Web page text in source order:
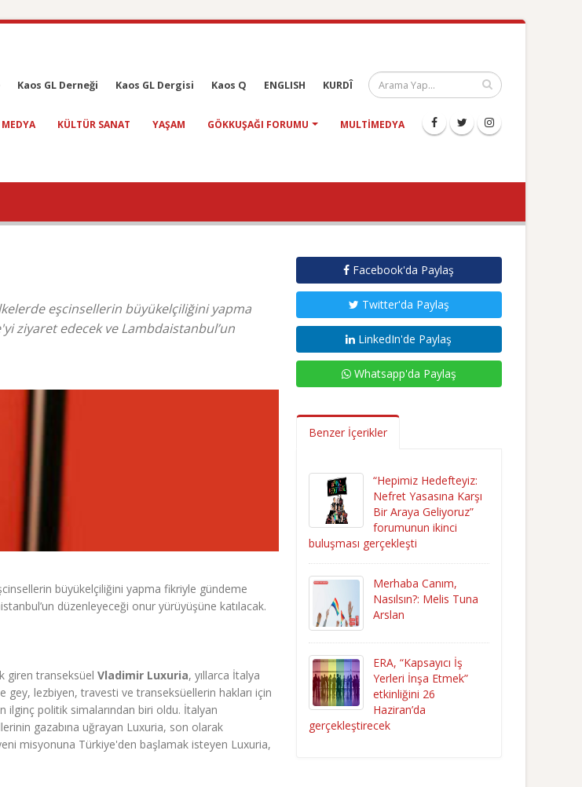
Kaos GL Derneği Kaos GL Dergisi Kaos Q ENGLISH KURDÎ
MEDYA KÜLTÜR SANAT YAŞAM GÖKKUŞAĞI FORUMU MULTIMEDYA
eşcinsellerin büyükelçiliğini yapma
ziyaret edecek ve Lambdaistanbul’un
büyükelçiliğini yapma fikriyle gündeme
düzenleyeceği onur yürüyüşüne katılacak.
giren transeksüel Vladimir Luxuria, yıllarca İtalya
gey, lezbiyen, travesti ve transeksüellerin hakları için
ilginç politik simalarından biri oldu. İtalyan
gazabına uğrayan Luxuria, son olarak
misyonuna Türkiye'den başlamak isteyen Luxuria,
Facebook'da Paylaş
Twitter'da Paylaş
LinkedIn'de Paylaş
Whatsapp'da Paylaş
Benzer İçerikler
“Hepimiz Hedefteyiz:
Nefret Yasasına Karşı
Bir Araya Geliyoruz”
forumunun ikinci
buluşması gerçekleşti
Merhaba Canım,
Nasılsın?: Melis Tuna
Arslan
ERA, “Kapsayıcı İş
Yerleri İnşa Etmek”
etkinliğini 26
Haziran’da
gerçekleştirecek